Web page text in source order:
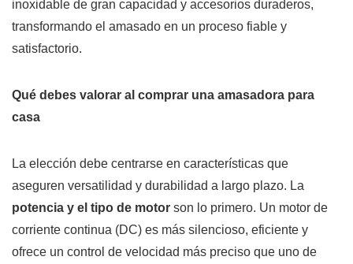
inoxidable de gran capacidad y accesorios duraderos,
transformando el amasado en un proceso fiable y
satisfactorio.
Qué debes valorar al comprar una amasadora para
casa
La elección debe centrarse en características que
aseguren versatilidad y durabilidad a largo plazo. La
potencia y el tipo de motor son lo primero. Un motor de
corriente continua (DC) es más silencioso, eficiente y
ofrece un control de velocidad más preciso que uno de